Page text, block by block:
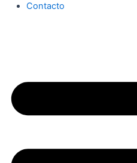
Contacto